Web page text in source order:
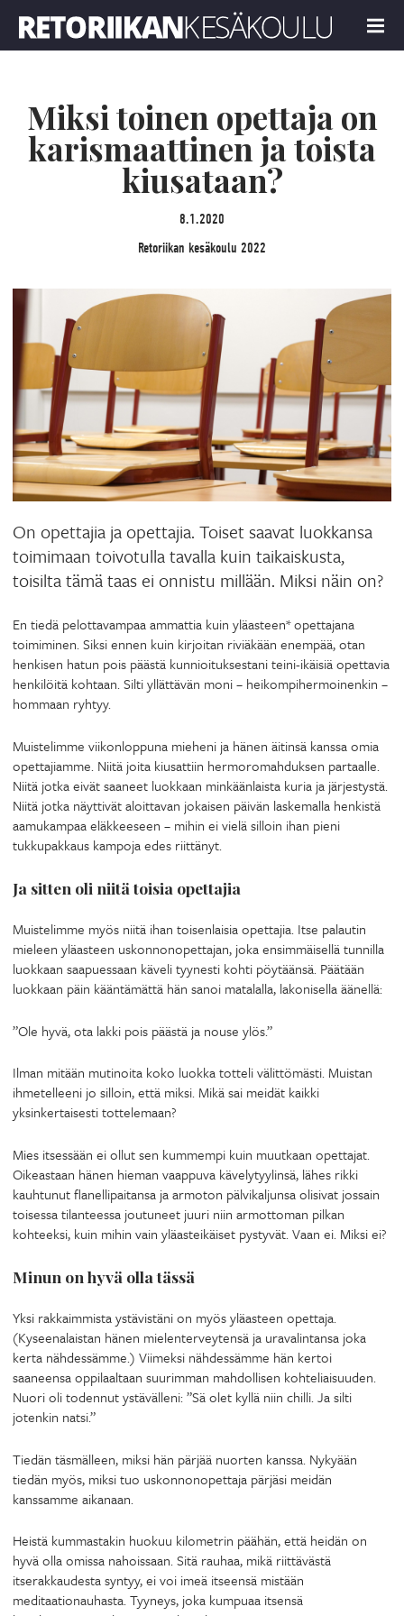
MENU
Miksi toinen opettaja on
karismaattinen ja toista
kiusataan?
8.1.2020
Retoriikan kesäkoulu 2022
On opettajia ja opettajia. Toiset saavat luokkansa
toimimaan toivotulla tavalla kuin taikaiskusta,
toisilta tämä taas ei onnistu millään. Miksi näin on?
En tiedä pelottavampaa ammattia kuin yläasteen* opettajana
toimiminen. Siksi ennen kuin kirjoitan riviäkään enempää, otan
henkisen hatun pois päästä kunnioituksestani teini-ikäisiä opettavia
henkilöitä kohtaan. Silti yllättävän moni – heikompihermoinenkin –
hommaan ryhtyy.
Muistelimme viikonloppuna mieheni ja hänen äitinsä kanssa omia
opettajiamme. Niitä joita kiusattiin hermoromahduksen partaalle.
Niitä jotka eivät saaneet luokkaan minkäänlaista kuria ja järjestystä.
Niitä jotka näyttivät aloittavan jokaisen päivän laskemalla henkistä
aamukampaa eläkkeeseen – mihin ei vielä silloin ihan pieni
tukkupakkaus kampoja edes riittänyt.
Ja sitten oli niitä toisia opettajia
Muistelimme myös niitä ihan toisenlaisia opettajia. Itse palautin
mieleen yläasteen uskonnonopettajan, joka ensimmäisellä tunnilla
luokkaan saapuessaan käveli tyynesti kohti pöytäänsä. Päätään
luokkaan päin kääntämättä hän sanoi matalalla, lakonisella äänellä:
”Ole hyvä, ota lakki pois päästä ja nouse ylös.”
Ilman mitään mutinoita koko luokka totteli välittömästi. Muistan
ihmetelleeni jo silloin, että miksi. Mikä sai meidät kaikki
yksinkertaisesti tottelemaan?
Mies itsessään ei ollut sen kummempi kuin muutkaan opettajat.
Oikeastaan hänen hieman vaappuva kävelytyylinsä, lähes rikki
kauhtunut flanellipaitansa ja armoton pälvikaljunsa olisivat jossain
toisessa tilanteessa joutuneet juuri niin armottoman pilkan
kohteeksi, kuin mihin vain yläasteikäiset pystyvät. Vaan ei. Miksi ei?
Minun on hyvä olla tässä
Yksi rakkaimmista ystävistäni on myös yläasteen opettaja.
(Kyseenalaistan hänen mielenterveytensä ja uravalintansa joka
kerta nähdessämme.) Viimeksi nähdessämme hän kertoi
saaneensa oppilaaltaan suurimman mahdollisen kohteliaisuuden.
Nuori oli todennut ystävälleni: ”Sä olet kyllä niin chilli. Ja silti
jotenkin natsi.”
Tiedän täsmälleen, miksi hän pärjää nuorten kanssa. Nykyään
tiedän myös, miksi tuo uskonnonopettaja pärjäsi meidän
kanssamme aikanaan.
Heistä kummastakin huokuu kilometrin päähän, että heidän on
hyvä olla omissa nahoissaan. Sitä rauhaa, mikä riittävästä
itserakkaudesta syntyy, ei voi imeä itseensä mistään
meditaationauhasta. Tyyneys, joka kumpuaa itsensä